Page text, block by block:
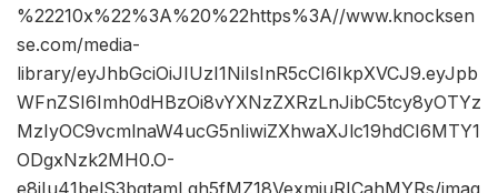
%22210x%22%3A%20%22https%3A//www.knocksen
se.com/media-
library/eyJhbGciOiJIUzI1NiIsInR5cCI6IkpXVCJ9.eyJpb
WFnZSI6Imh0dHBzOi8vYXNzZXRzLnJibC5tcy8yOTYz
MzIyOC9vcmlnaW4ucG5nIiwiZXhwaXJlc19hdCI6MTY1
ODgxNzk2MH0.O-